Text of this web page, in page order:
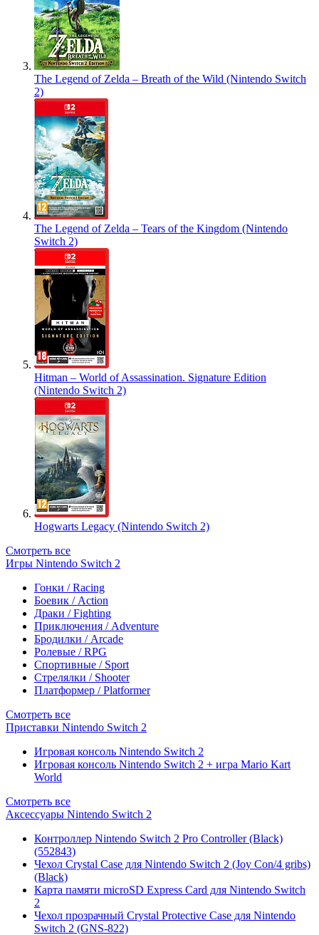
The Legend of Zelda – Breath of the Wild (Nintendo Switch
2)
The Legend of Zelda – Tears of the Kingdom (Nintendo
Switch 2)
Hitman – World of Assassination. Signature Edition
(Nintendo Switch 2)
Hogwarts Legacy (Nintendo Switch 2)
Смотреть все
Игры Nintendo Switch 2
Гонки / Racing
Боевик / Action
Драки / Fighting
Приключения / Adventure
Бродилки / Arcade
Ролевые / RPG
Спортивные / Sport
Стрелялки / Shooter
Платформер / Platformer
Смотреть все
Приставки Nintendo Switch 2
Игровая консоль Nintendo Switch 2
Игровая консоль Nintendo Switch 2 + игра Mario Kart
World
Смотреть все
Аксессуары Nintendo Switch 2
Контроллер Nintendo Switch 2 Pro Controller (Black)
(552843)
Чехол Сrystal Сase для Nintendo Switch 2 (Joy Con/4 gribs)
(Black)
Карта памяти microSD Express Card для Nintendo Switch
2
Чехол прозрачный Crystal Protective Case для Nintendo
Switch 2 (GNS-822)